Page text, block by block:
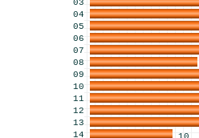
03
04
05
06
07
08
09
10
11
12
13
14